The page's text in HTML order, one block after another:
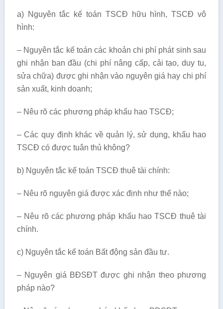
a) Nguyên tắc kế toán TSCĐ hữu hình, TSCĐ vô
hình:
– Nguyên tắc kế toán các khoản chi phí phát sinh sau
ghi nhận ban đầu (chi phí nâng cấp, cải tạo, duy tu,
sửa chữa) được ghi nhận vào nguyên giá hay chi phí
sản xuất, kinh doanh;
– Nêu rõ các phương pháp khấu hao TSCĐ;
– Các quy định khác về quản lý, sử dụng, khấu hao
TSCĐ có được tuân thủ không?
b) Nguyên tắc kế toán TSCĐ thuê tài chính:
– Nêu rõ nguyên giá được xác định như thế nào;
– Nêu rõ các phương pháp khấu hao TSCĐ thuê tài
chính.
c) Nguyên tắc kế toán Bất động sản đầu tư.
– Nguyên giá BĐSĐT được ghi nhận theo phương
pháp nào?